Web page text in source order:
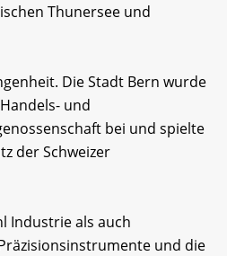
Thunersee und
Die Stadt Bern wurde
und
bei und spielte
der Schweizer
Industrie als auch
und die